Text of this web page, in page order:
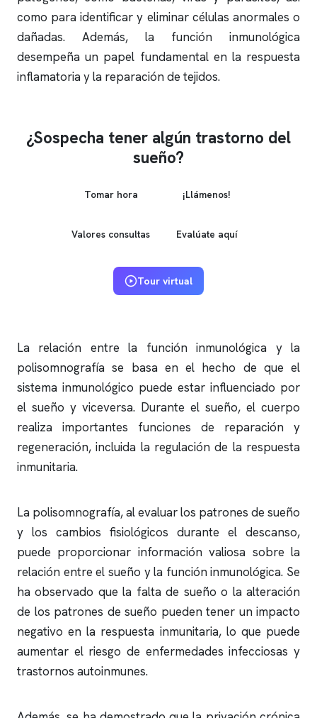
como para identificar y eliminar células anormales o
dañadas. Además, la función inmunológica
desempeña un papel fundamental en la respuesta
inflamatoria y la reparación de tejidos.
¿Sospecha tener algún trastorno del
sueño?
Tomar hora ¡Llámenos!
Valores consultas Evalúate aquí
Tour virtual
La relación entre la función inmunológica y la
polisomnografía se basa en el hecho de que el
sistema inmunológico puede estar influenciado por
el sueño y viceversa. Durante el sueño, el cuerpo
realiza importantes funciones de reparación y
regeneración, incluida la regulación de la respuesta
inmunitaria.
La polisomnografía, al evaluar los patrones de sueño
y los cambios fisiológicos durante el descanso,
puede proporcionar información valiosa sobre la
relación entre el sueño y la función inmunológica. Se
ha observado que la falta de sueño o la alteración
de los patrones de sueño pueden tener un impacto
negativo en la respuesta inmunitaria, lo que puede
aumentar el riesgo de enfermedades infecciosas y
trastornos autoinmunes.